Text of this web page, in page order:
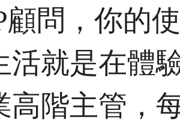
顧問，你的
活就是在體
高階主管，